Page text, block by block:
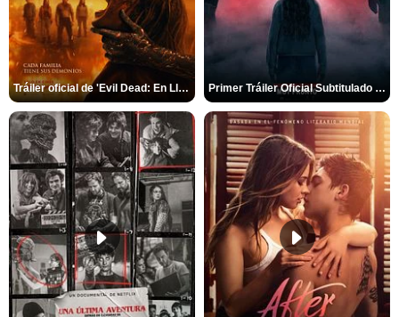
Tráiler oficial de 'Evil Dead: En Llamas' Primer Tráiler Oficial Subtitulado de 'La Noche Del Demonio: Están Entre Nosotros'